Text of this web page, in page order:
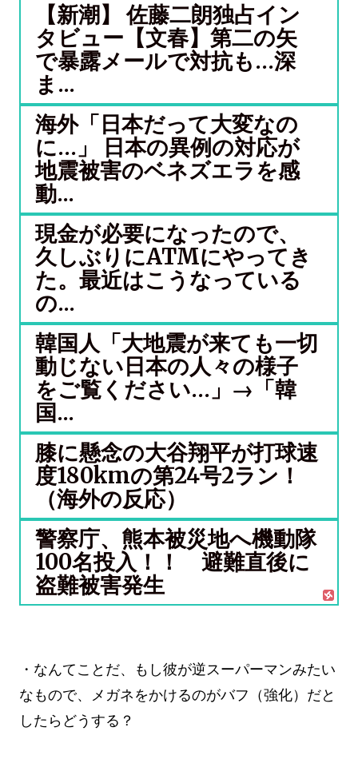
【新潮】 佐藤二朗独占イン
タビュー【文春】第二の矢
で暴露メールで対抗も…深
ま...
海外「日本だって大変なの
に…」 日本の異例の対応が
地震被害のベネズエラを感
動...
現金が必要になったので、
久しぶりにATMにやってき
た。最近はこうなっている
の...
韓国人「大地震が来ても一切
動じない日本の人々の様子
をご覧ください…」→「韓
国...
膝に懸念の大谷翔平が打球速
度180kmの第24号2ラン！
（海外の反応）
警察庁、熊本被災地へ機動隊
100名投入！！ 避難直後に
盗難被害発生
・なんてことだ、もし彼が逆スーパーマンみたい
なもので、メガネをかけるのがバフ（強化）だと
したらどうする？